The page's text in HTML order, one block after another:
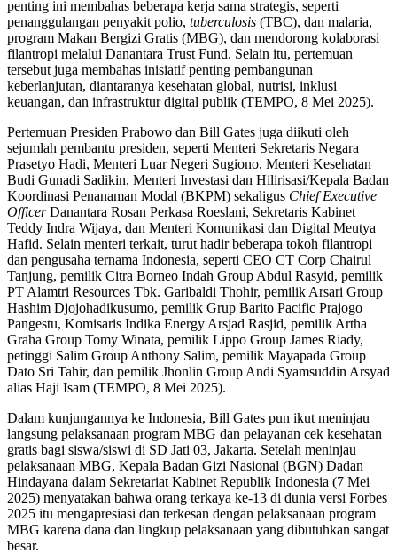
penting ini membahas beberapa kerja sama strategis, seperti
penanggulangan penyakit polio, tuberculosis (TBC), dan malaria,
program Makan Bergizi Gratis (MBG), dan mendorong kolaborasi
filantropi melalui Danantara Trust Fund. Selain itu, pertemuan
tersebut juga membahas inisiatif penting pembangunan
keberlanjutan, diantaranya kesehatan global, nutrisi, inklusi
keuangan, dan infrastruktur digital publik (TEMPO, 8 Mei 2025).
Pertemuan Presiden Prabowo dan Bill Gates juga diikuti oleh
sejumlah pembantu presiden, seperti Menteri Sekretaris Negara
Prasetyo Hadi, Menteri Luar Negeri Sugiono, Menteri Kesehatan
Budi Gunadi Sadikin, Menteri Investasi dan Hilirisasi/Kepala Badan
Koordinasi Penanaman Modal (BKPM) sekaligus Chief Executive
OfficerDanantara Rosan Perkasa Roeslani, Sekretaris Kabinet
Teddy Indra Wijaya, dan Menteri Komunikasi dan Digital Meutya
Hafid. Selain menteri terkait, turut hadir beberapa tokoh filantropi
dan pengusaha ternama Indonesia, seperti CEO CT Corp Chairul
Tanjung, pemilik Citra Borneo Indah Group Abdul Rasyid, pemilik
PT Alamtri Resources Tbk. Garibaldi Thohir, pemilik Arsari Group
Hashim Djojohadikusumo, pemilik Grup Barito Pacific Prajogo
Pangestu, Komisaris Indika Energy Arsjad Rasjid, pemilik Artha
Graha Group Tomy Winata, pemilik Lippo Group James Riady,
petinggi Salim Group Anthony Salim, pemilik Mayapada Group
Dato Sri Tahir, dan pemilik Jhonlin Group Andi Syamsuddin Arsyad
alias Haji Isam (TEMPO, 8 Mei 2025).
Dalam kunjungannya ke Indonesia, Bill Gates pun ikut meninjau
langsung pelaksanaan program MBG dan pelayanan cek kesehatan
gratis bagi siswa/siswi di SD Jati 03, Jakarta. Setelah meninjau
pelaksanaan MBG, Kepala Badan Gizi Nasional (BGN) Dadan
Hindayana dalam Sekretariat Kabinet Republik Indonesia (7 Mei
2025) menyatakan bahwa orang terkaya ke-13 di dunia versi Forbes
2025 itu mengapresiasi dan terkesan dengan pelaksanaan program
MBG karena dana dan lingkup pelaksanaan yang dibutuhkan sangat
besar.